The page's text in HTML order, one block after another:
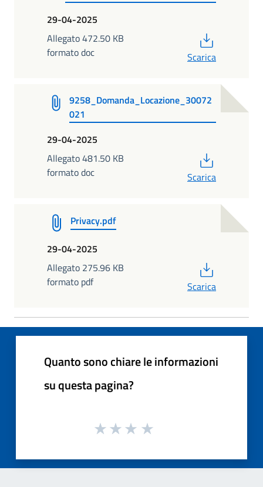
29-04-2025
Allegato 472.50 KB
formato doc
Scarica
9258_Domanda_Locazione_30072
021
29-04-2025
Allegato 481.50 KB
formato doc
Scarica
Privacy.pdf
29-04-2025
Allegato 275.96 KB
formato pdf
Scarica
Quanto sono chiare le informazioni
su questa pagina?